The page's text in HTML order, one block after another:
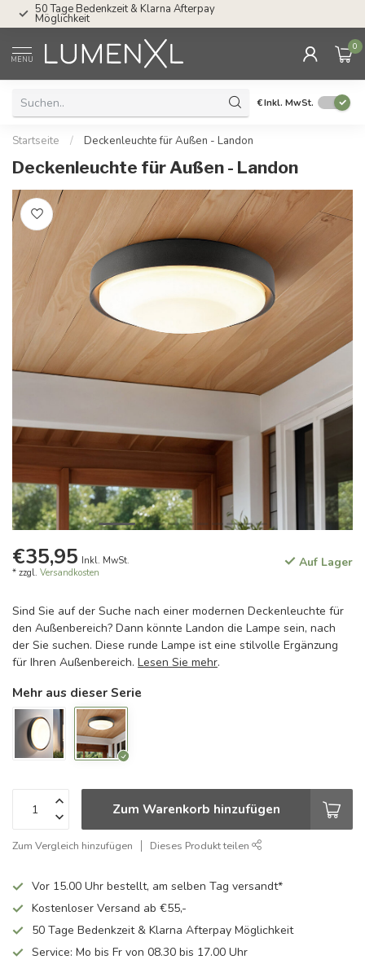
Service: Mo bis Fr von 08.30 bis 17.00 Uhr
MENU
0
€Inkl. MwSt.
Startseite / Deckenleuchte für Außen - Landon
Deckenleuchte für Außen - Landon
€35,95 Inkl. MwSt.
* zzgl. Versandkosten
Auf Lager
Sind Sie auf der Suche nach einer modernen Deckenleuchte für
den Außenbereich? Dann könnte Landon die Lampe sein, nach
der Sie suchen. Diese runde Lampe ist eine stilvolle Ergänzung
für Ihren Außenbereich. Lesen Sie mehr.
Mehr aus dieser Serie
Zum Warenkorb hinzufügen
Zum Vergleich hinzufügen Dieses Produkt teilen
Vor 15.00 Uhr bestellt, am selben Tag versandt*
Kostenloser Versand ab €55,-
50 Tage Bedenkzeit & Klarna Afterpay Möglichkeit
Service: Mo bis Fr von 08.30 bis 17.00 Uhr